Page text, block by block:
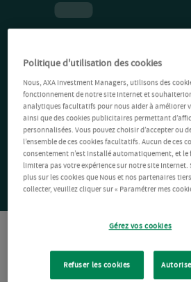
Politique d'utilisation des cookies
Nous, AXA Investment Managers, utilisons des
fonctionnement de notre site Internet et
analytiques facultatifs pour nous aider à améliorer
ainsi que des cookies publicitaires permettant
personnalisées. Vous pouvez choisir d’accepter ou
l’ensemble de ces cookies facultatifs. Aucun de ces
consentement n’est installé automatiquement, et le
limitera pas votre expérience sur notre site Internet.
plus sur les cookies que Nous et nos partenaires
collecter, veuillez cliquer sur « Paramétrer mes
Gérez vos cookies
Refuser les cookies